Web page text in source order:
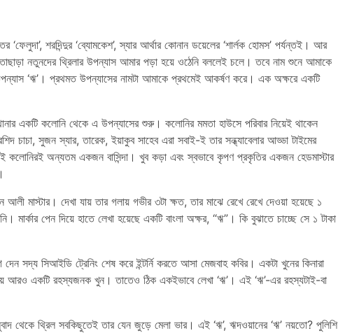
শরদিন্দুর ‘ব্যোমকেশ’, স্যার আর্থার কোনান ডয়েলের ‘শার্লক হোমস’ পর্যন্তই। আর
নতুনদের থ্রিলার উপন্যাস আমার পড়া হয়ে ওঠেনি বললেই চলে। তবে নাম শুনে আমাকে
‘ঋ’। প্রথমত উপন্যাসের নামটা আমাকে প্রথমেই আকর্ষণ করে। এক অক্ষরে একটি
একটি কলোনি থেকে এ উপন্যাসের শুরু। কলোনির মমতা হাউসে পরিবার নিয়েই থাকেন
চাচা, সুজন স্যার, তারেক, ইয়াকুব সাহেব এরা সবাই-ই তার সন্ধ্যাবেলার আড্ডা টাইমের
কলোনিরই অন্যতম একজন বাসিন্দা। খুব কড়া এবং স্বভাবে কৃপণ প্রকৃতির একজন হেডমাস্টার
মাস্টার। দেখা যায় তার গলায় গভীর ৩টা ক্ষত, তার মাঝে রেখে রেখে দেওয়া হয়েছে ১
মার্কার পেন দিয়ে হাতে লেখা হয়েছে একটি বাংলা অক্ষর, “ঋ”। কি বুঝাতে চাচ্ছে সে ১ টাকা
সদ্য সিআইডি ট্রেনিং শেষ করে ইন্টর্নি করতে আসা মেজবাহ কবির। একটা খুনের কিনারা
আরও একটি রহস্যজনক খুন। তাতেও ঠিক একইভাবে লেখা ‘ঋ’। এই ‘ঋ’-এর রহস্যটাই-বা
থেকে থ্রিল সবকিছুতেই তার যেন জুড়ে মেলা ভার। এই ‘ঋ’, ঋদওয়ানের ‘ঋ’ নয়তো? পুলিশি